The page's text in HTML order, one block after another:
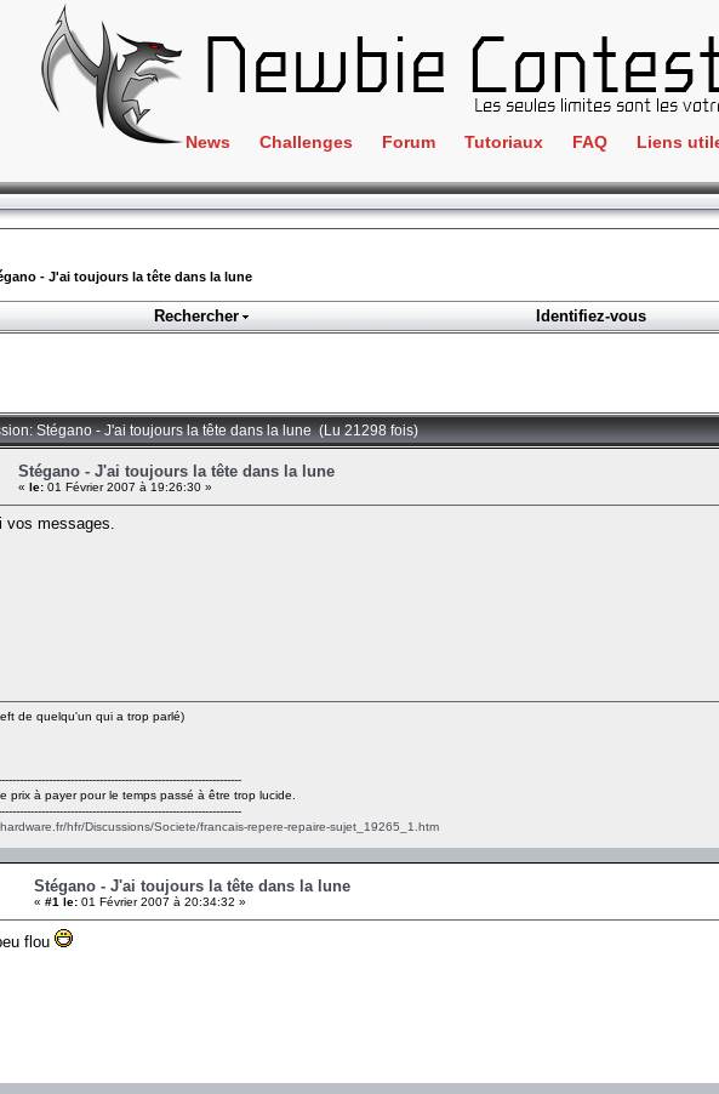
News Challenges
Crackme
ClientSide
Forensics
Programmation
Stéganographie
Wargame
Forum Tutoriaux FAQ Liens
IRC
- J'ai toujours la tête dans la lune
Rechercher Identifiez-vous
Stégano - J'ai toujours la tête dans la lune (Lu 21298 fois)
Stégano - J'ai toujours la tête dans la lune
« le: 01 Février 2007 à 19:26:30 »
vos messages.
de quelqu'un qui a trop parlé)
prix à payer pour le temps passé à être trop lucide.
hfr/Discussions/Societe/francais-repere-repaire-sujet_19265_1.htm
Stégano - J'ai toujours la tête dans la lune
« #1 le: 01 Février 2007 à 20:34:32 »
flou